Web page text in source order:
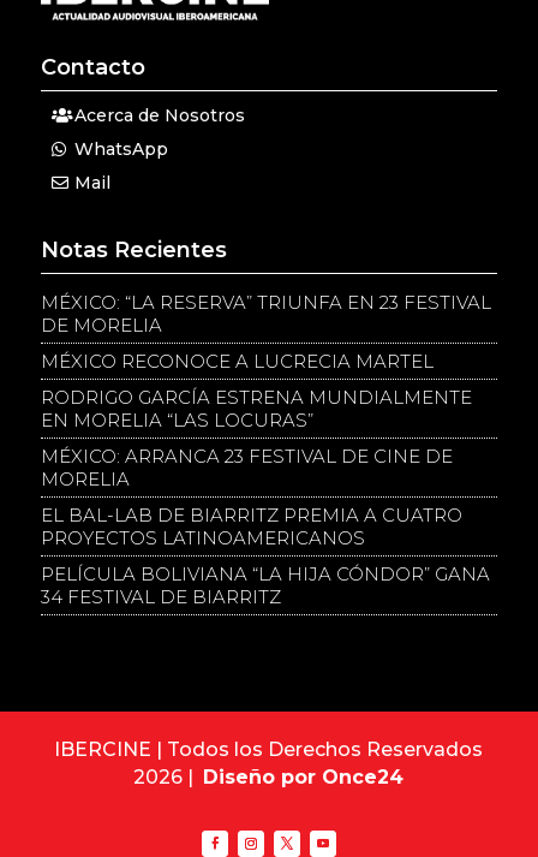
Contacto
Acerca de Nosotros
WhatsApp
Mail
Notas Recientes
MÉXICO: “LA RESERVA” TRIUNFA EN 23 FESTIVAL
DE MORELIA
MÉXICO RECONOCE A LUCRECIA MARTEL
RODRIGO GARCÍA ESTRENA MUNDIALMENTE
EN MORELIA “LAS LOCURAS”
MÉXICO: ARRANCA 23 FESTIVAL DE CINE DE
MORELIA
EL BAL-LAB DE BIARRITZ PREMIA A CUATRO
PROYECTOS LATINOAMERICANOS
PELÍCULA BOLIVIANA “LA HIJA CÓNDOR” GANA
34 FESTIVAL DE BIARRITZ
IBERCINE | Todos los Derechos Reservados
2026 | Diseño por Once24